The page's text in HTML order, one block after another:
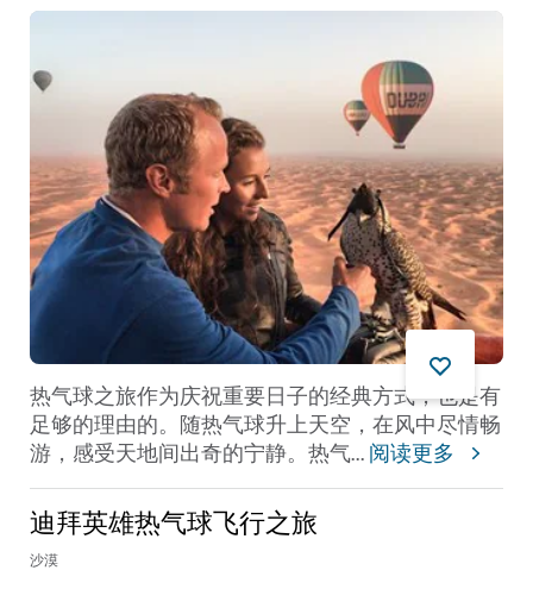
热气球之旅作为庆祝重要日子的经典方式，也是有
足够的理由的。随热气球升上天空，在风中尽情畅
游，感受天地间出奇的宁静。热气...阅读更多
迪拜英雄热气球飞行之旅
沙漠